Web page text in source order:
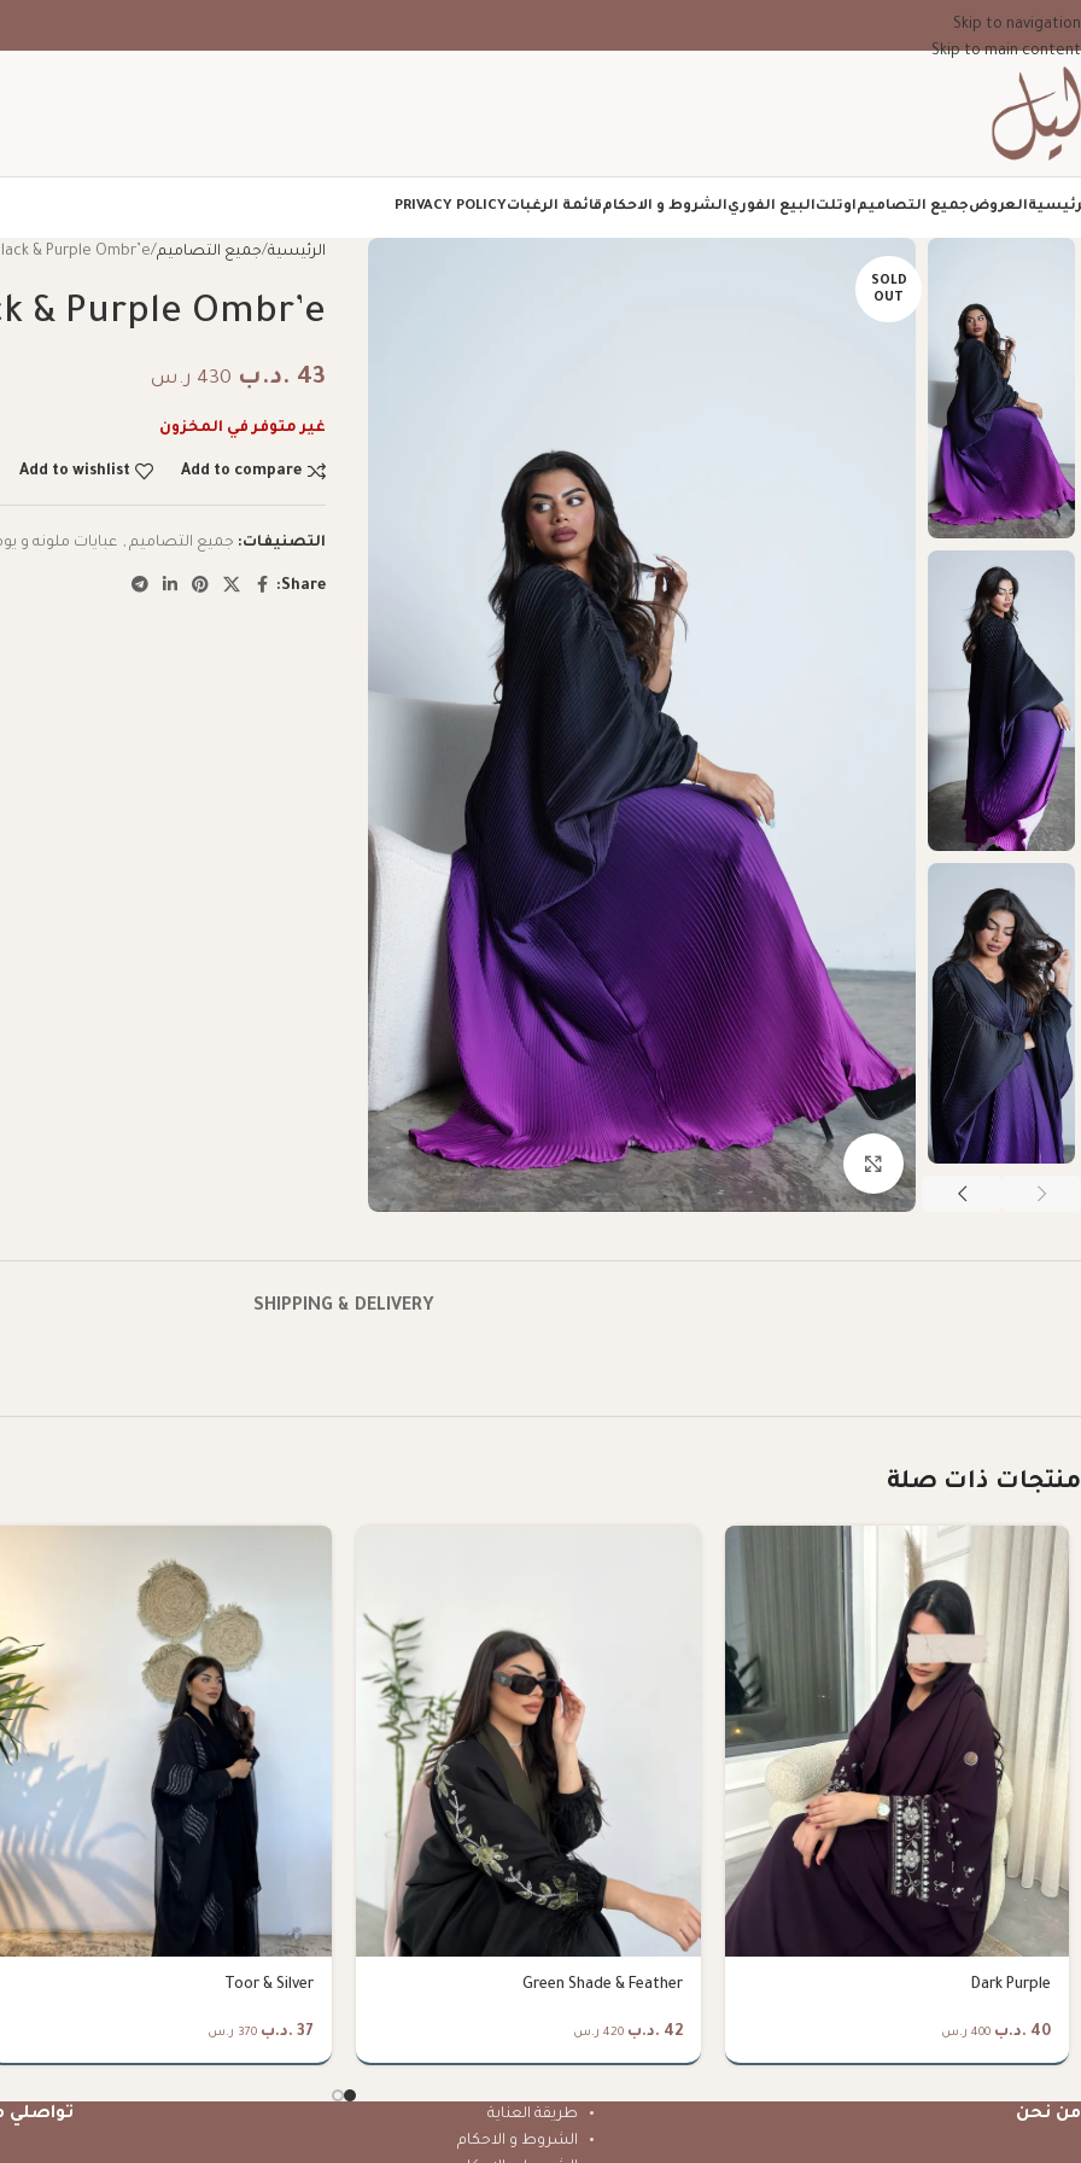
Skip to navigation
Skip to main content
العروضجميع التصاميماوتلتالبيع الفوريالشروط و الاحكامقائمة الرغباتPRIVACY POLICY
SOLD
OUT
Click to enlarge
الرئيسية جميع التصاميم & Purple Ombr’e
& Purple Ombr’e
43 .د.ب 430 ر.س
غير متوفر في المخزون
Add to compare
Add to wishlist
التصنيفات: جميع التصاميم , عبايات ملونه و
Share:
SHIPPING & DELIVERY
منتجات ذات صلة
Dark Purple
40 .د.ب 400 ر.س
Green Shade & Feather
42 .د.ب 420 ر.س
Toor & Silver
37 .د.ب 370 ر.س
من نحن
طريقة العناية
الشروط و الاحكام
تواصلي